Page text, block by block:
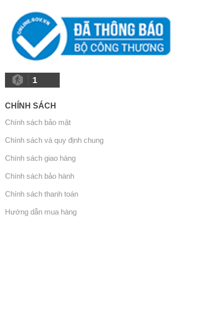
1
CHÍNH SÁCH
Chính sách bảo mật
Chính sách và quy định chung
Chính sách giao hàng
Chính sách bảo hành
Chính sách thanh toán
Hướng dẫn mua hàng